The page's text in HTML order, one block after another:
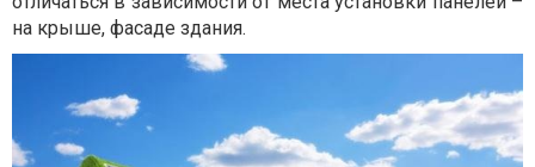
на крыше, фасаде здания.